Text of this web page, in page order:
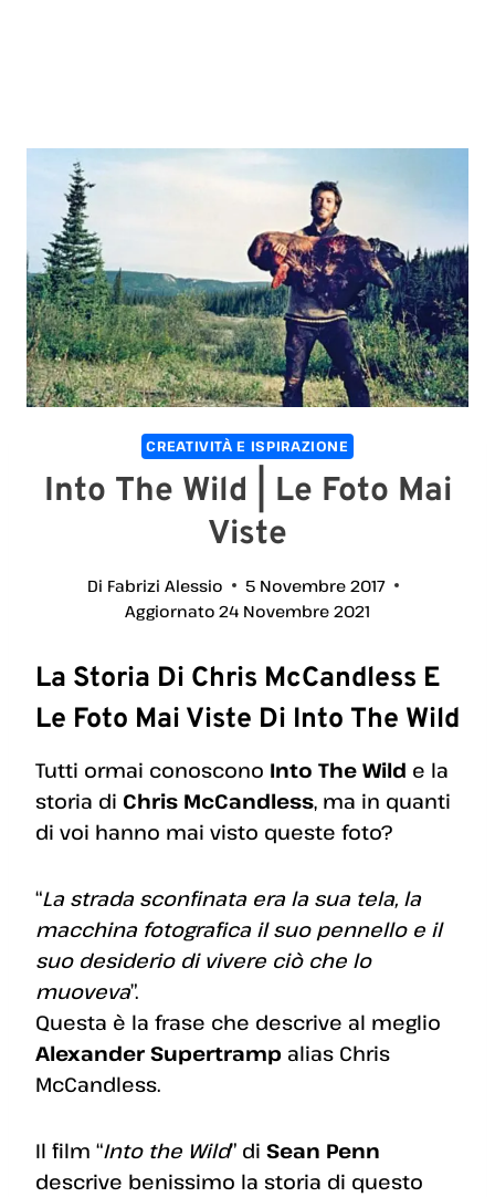
CREATIVITÀ E ISPIRAZIONE
Into The Wild | Le Foto Mai
Viste
Di Fabrizi Alessio
5 Novembre 2017
Aggiornato 24 Novembre 2021
La Storia Di Chris McCandless E
Le Foto Mai Viste Di Into The Wild
Tutti ormai conoscono Into The Wild e la
storia di Chris McCandless, ma in quanti
di voi hanno mai visto queste foto?
“La strada sconfinata era la sua tela, la
macchina fotografica il suo pennello e il
suo desiderio di vivere ciò che lo
muoveva”.
Questa è la frase che descrive al meglio
Alexander Supertramp alias Chris
McCandless.
Il film “Into the Wild” di Sean Penn
descrive benissimo la storia di questo